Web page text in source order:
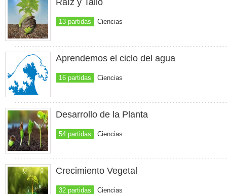
Raíz y Tallo
13 partidas Ciencias
Aprendemos el ciclo del agua
16 partidas Ciencias
Desarrollo de la Planta
54 partidas Ciencias
Crecimiento Vegetal
32 partidas Ciencias